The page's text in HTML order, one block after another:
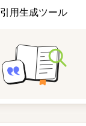
引用生成ツール